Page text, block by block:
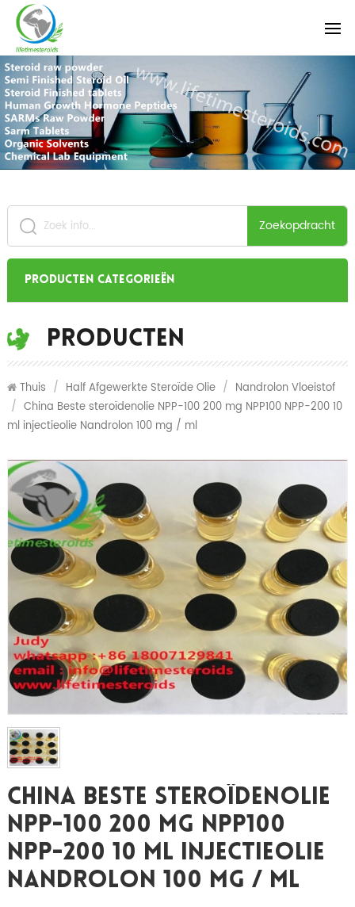
Zoekopdracht
Producten categorieën
Producten
Thuis / Half Afgewerkte Steroïde Olie / Nandrolon Vloeistof
/ China Beste steroïdenolie NPP-100 200 mg NPP100 NPP-200 10
ml injectieolie Nandrolon 100 mg / ml
China Beste Steroïdenolie
NPP-100 200 Mg NPP100
NPP-200 10 Ml Injectieolie
Nandrolon 100 Mg / Ml